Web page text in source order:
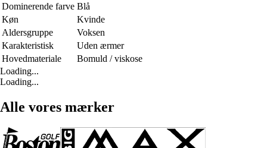
Dominerende farve Blå
Køn
Kvinde
Aldersgruppe
Voksen
Karakteristisk
Uden ærmer
Hovedmateriale
Bomuld / viskose
Loading...
Loading...
Alle vores mærker